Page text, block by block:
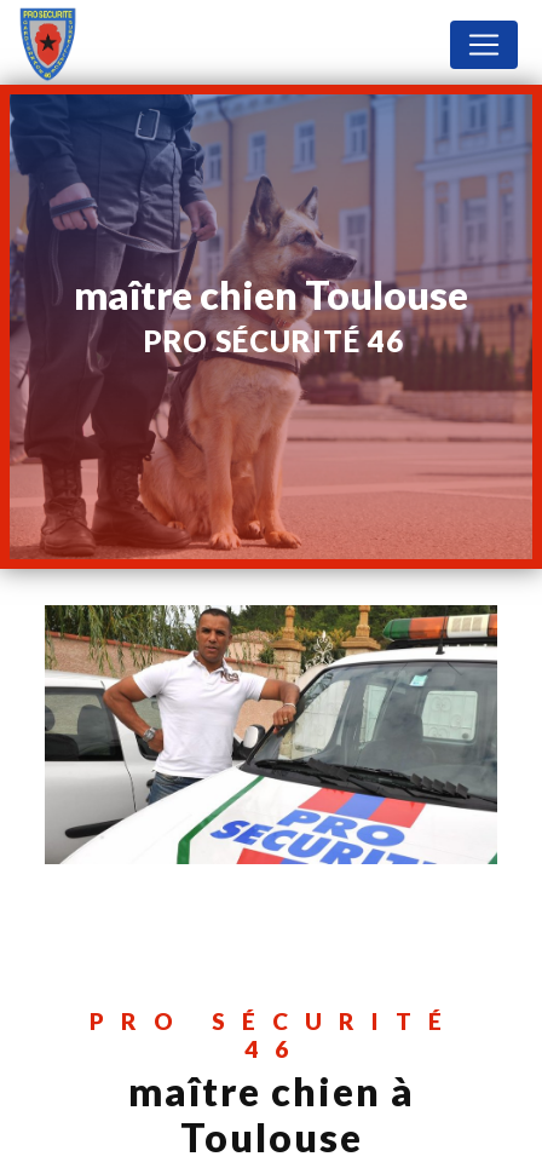
maître chien Toulouse
PRO SÉCURITÉ 46
PRO SÉCURITÉ
46
maître chien à
Toulouse
Panneau de gestion des cookies